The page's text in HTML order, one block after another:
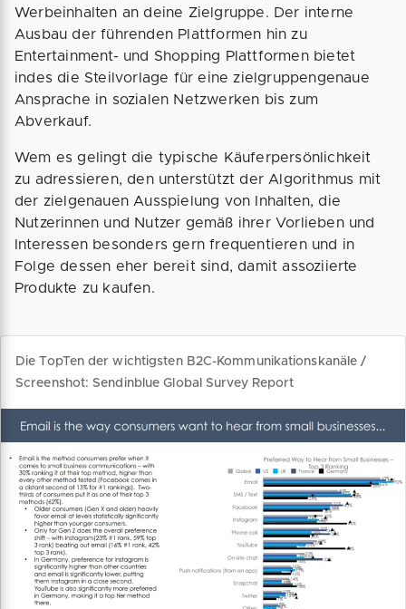
Werbeinhalten an deine Zielgruppe. Der interne
Ausbau der führenden Plattformen hin zu
Entertainment- und Shopping Plattformen bietet
indes die Steilvorlage für eine zielgruppengenaue
Ansprache in sozialen Netzwerken bis zum
Abverkauf.
Wem es gelingt die typische Käuferpersönlichkeit
zu adressieren, den unterstützt der Algorithmus mit
der zielgenauen Ausspielung von Inhalten, die
Nutzerinnen und Nutzer gemäß ihrer Vorlieben und
Interessen besonders gern frequentieren und in
Folge dessen eher bereit sind, damit assoziierte
Produkte zu kaufen.
Die TopTen der wichtigsten B2C-Kommunikationskanäle /
Screenshot: Sendinblue Global Survey Report